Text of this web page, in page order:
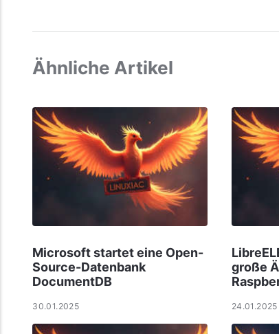
Ähnliche Artikel
Microsoft startet eine Open-
Source-Datenbank
DocumentDB
30.01.2025
große
24.01.2025